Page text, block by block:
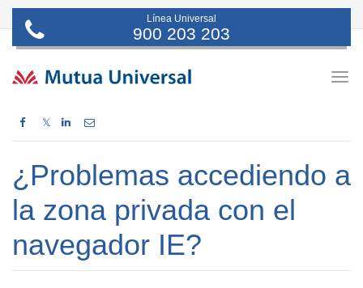
Línea Universal
900 203 203
𝕏
¿Problemas accediendo a
la zona privada con el
navegador IE?